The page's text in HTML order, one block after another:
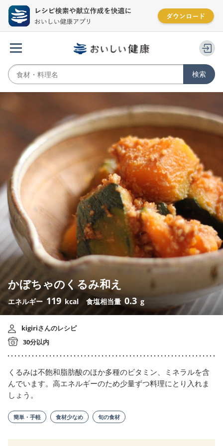
かぼちゃのくるみ和え
エネルギー 119 kcal 食塩相当量 0.3 g
kigiriさんのレシピ
30分以内
くるみは不飽和脂肪酸のほか多種のビタミン、ミネラルを含
んでいます。高エネルギーのため少量ずつ料理にとり入れま
しょう。
簡単・手軽 食材少なめ 旬の食材